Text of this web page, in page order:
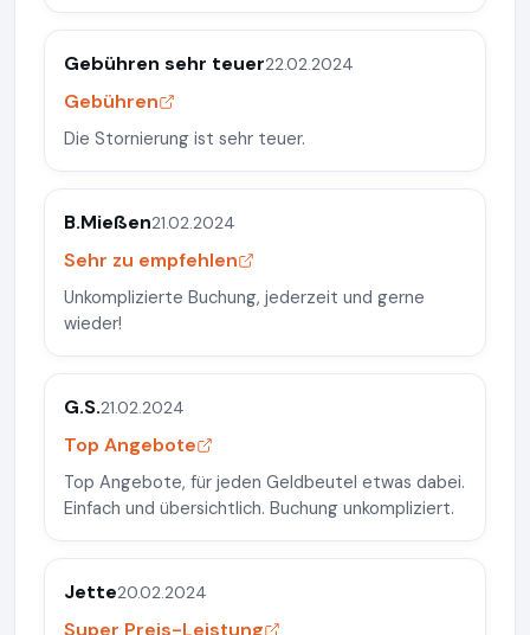
Gebühren sehr teuer22.02.2024
Gebühren
Die Stornierung ist sehr teuer.
B.Mießen21.02.2024
Sehr zu empfehlen
Unkomplizierte Buchung, jederzeit und gerne
wieder!
G.S.21.02.2024
Top Angebote
Top Angebote, für jeden Geldbeutel etwas dabei.
Einfach und übersichtlich. Buchung unkompliziert.
Jette20.02.2024